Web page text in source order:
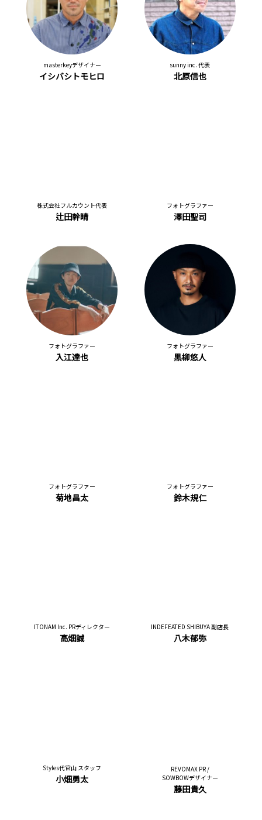
masterkeyデザイナー
イシバシトモヒロ
sunny inc. 代表
北原信也
株式会社フルカウント代表
辻田幹晴
フォトグラファー
澤田聖司
フォトグラファー
入江達也
フォトグラファー
黒柳悠人
フォトグラファー
菊地昌太
フォトグラファー
鈴木規仁
ITONAM Inc. PRディレクター
高畑誠
INDEFEATED SHIBUYA 副店長
八木郁弥
Styles代官山 スタッフ
小畑勇太
REVOMAX PR /
SOWBOWデザイナー
藤田貴久